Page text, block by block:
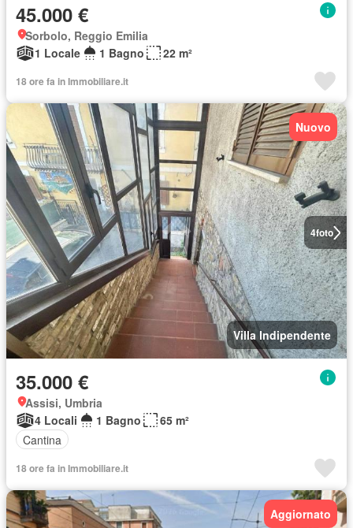
45.000 €
Sorbolo, Reggio Emilia
1 Locale
1 Bagno 22 m²
18 ore fa in Immobiliare.it
4foto
Nuovo
Villa Indipendente
35.000 €
Assisi, Umbria
4 Locali
1 Bagno
65 m²
Cantina
18 ore fa in Immobiliare.it
Aggiornato